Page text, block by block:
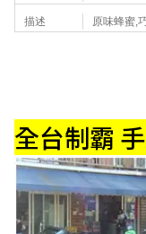
描述 原味蜂蜜,
全台制霸